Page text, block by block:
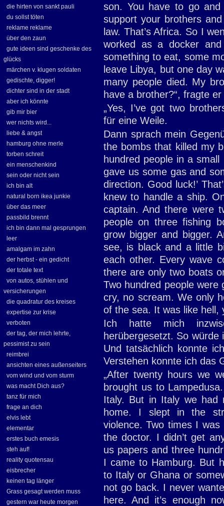
die hirten von sankt pauli
du sollst töten
reklame reklame
über den zaun
gute ideen sind geschenke des
glücks
märchen v. klugen soldaten
gedischte, digger!
dichter sind in der stadt
aber ich könnte
gib mir bier
wer nichts wird...
liebe & angst
hamburg ohne merle
torben schreit
ein menschenkind
sein oder nicht sein
ich bin alt
natural born ikea junkie
über das meer
passbild brennt
ich bin dann mal gesprungen
leer
amalgam im zahn
der herbst - ein gedicht
der totale text
von autos, stühlen und
versicherungen
die quadratur des kreises
expertise zur krise
verboten
der tag, der mich lehrte,
pessimist zu sein
reimbrei
ansichten eines außenseiters
vom wind und vom sturm
was macht Dich aus?
tanz für mich
frage an dich
elvis lebt
elementar
erstes buch emesis
steh auf!
reality quotensau
eisbrecher
keinen tag länger
Grass gesagt werden muss
gestern war heute morgen
son. You have to go
support your brothers
law. That’s Africa. So I
worked as a docker
something to eat, some
leave Libya, but one day
many people died. My
have a brother?“, fragte
„Yes, I’ve got two
für eine Weile.
Dann sprach mein
the bombs that killed my
hundred people in a
gave us some gas and
direction. Good luck!’
knew to handle a ship.
captain. And there were
people on three fishing
grow bigger and bigger.
see, is black and a little
each other. Every wave
there are only two boats
Two hundred people were
cry, no scream. We only
of the sea. It was like hell,
Ich hatte mich
herübergesetzt. So
Und tatsächlich konnte
Verstehen konnte ich das
„After twenty hours we
brought us to
Italy. But in Italy we had
home. I slept in the
violence. Two times I
the doctor. I didn’t get
us papers and three
I came to Hamburg. But
to Italy or Ghana or
not go back. I never
here. And it’s enough